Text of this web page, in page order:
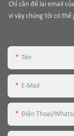
Chỉ cần để lại email
vì vậy chúng tôi có
Tên
E-Mail
Điện Thoại/